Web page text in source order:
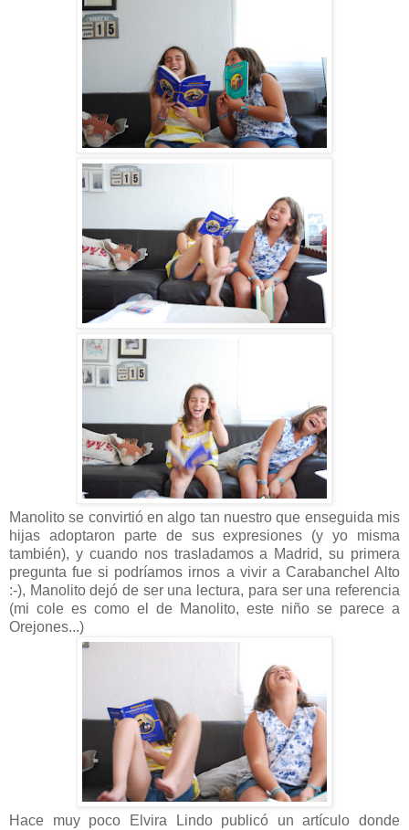
Manolito se convirtió en algo tan nuestro que enseguida mis
hijas adoptaron parte de sus expresiones (y yo misma
también), y cuando nos trasladamos a Madrid, su primera
pregunta fue si podríamos irnos a vivir a Carabanchel Alto
:-), Manolito dejó de ser una lectura, para ser una referencia
(mi cole es como el de Manolito, este niño se parece a
Orejones...)
Hace muy poco Elvira Lindo publicó un artículo donde